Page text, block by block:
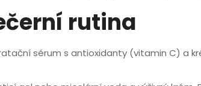
rutina
sérum s antioxidanty (vitamin C) a